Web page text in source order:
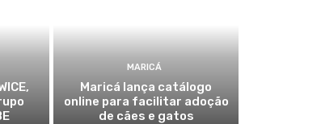
MARICÁ
Maricá lança catálogo
online para facilitar adoção
de cães e gatos